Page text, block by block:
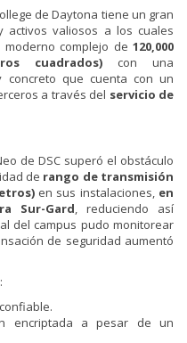
de Daytona tiene un gran
activos valiosos a los cuales
complejo de 120,000
cuadrados)con una
concreto que cuenta con un
a través del servicio de
de DSC superó el obstáculo
de rango de transmisión
en sus instalaciones, en
Sur-Gard , reduciendo así
del campus pudo monitorear
de seguridad aumentó
encriptada a pesar de un